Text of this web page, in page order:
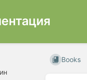
Books